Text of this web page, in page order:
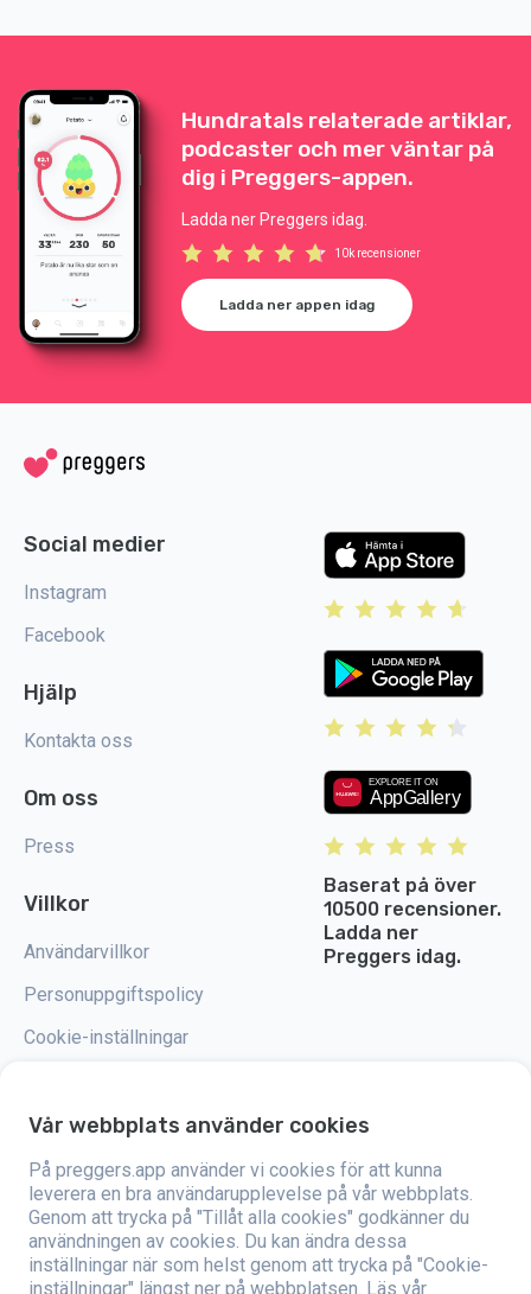
Hundratals relaterade artiklar,
podcaster och mer väntar på
dig i Preggers-appen.
Ladda ner Preggers idag.
10k recensioner
Ladda ner appen idag
Social medier
Instagram
Facebook
Hjälp
Kontakta oss
Om oss
Press
Villkor
Användarvillkor
Personuppgiftspolicy
Cookie-inställningar
Baserat på över
10500 recensioner.
Ladda ner
Preggers idag.
Preggers är en app som skapades av det svenska företaget Stroller AB år
2017. Målet med appen är att göra föräldraskapet enklare för blivande och
nyblivna föräldrar över hela världen. Med hjälp av ett mångsidigt team och
samarbeten med experter har de utvecklat användarvänliga appar som
har använts av över två miljoner människor. Preggers erbjuder en unik 3D-
upplevelse där man kan få uppdateringar, tips och verktyg som är
anpassade för varje steg i graviditeten. Appen stöder också nyblivna
Vår webbplats använder cookies
På preggers.app använder vi cookies för att kunna
leverera en bra användarupplevelse på vår webbplats.
Genom att trycka på "Tillåt alla cookies" godkänner du
användningen av cookies. Du kan ändra dessa
inställningar när som helst genom att trycka på "Cookie-
inställningar" längst ner på webbplatsen. Läs vår